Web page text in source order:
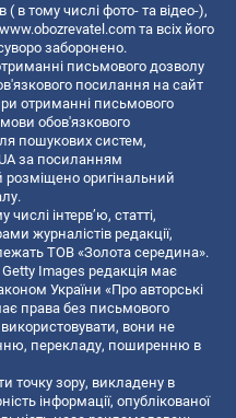
( в тому числі фото- та відео-),
та всіх його
заборонено.
письмового дозволу
посилання на сайт
отриманні письмового
обов'язкового
пошукових систем,
за посиланням
розміщено оригінальний
інтерв’ю, статті,
журналістів редакції,
ТОВ «Золота середина».
Getty Images редакція має
України «Про авторські
права без письмового
вони не
перекладу, поширенню в
точку зору, викладену в
інформації, опублікованої